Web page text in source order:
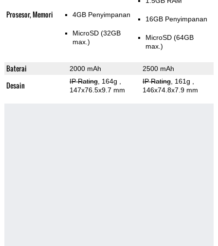
Prosesor, Memori 4GB Penyimpanan
MicroSD (32GB
max.)
16GB Penyimpanan
MicroSD (64GB
max.)
Baterai 2000 mAh 2500 mAh
Desain IP Rating, 164g
147x76.5x9.7 mm
IP Rating, 161g
146x74.8x7.9 mm